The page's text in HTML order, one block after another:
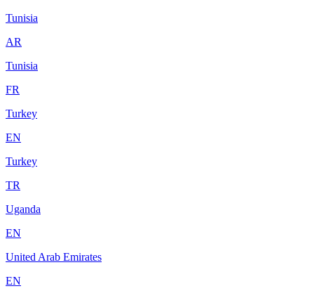
Tunisia
AR
Tunisia
FR
Turkey
EN
Turkey
TR
Uganda
EN
United Arab Emirates
EN